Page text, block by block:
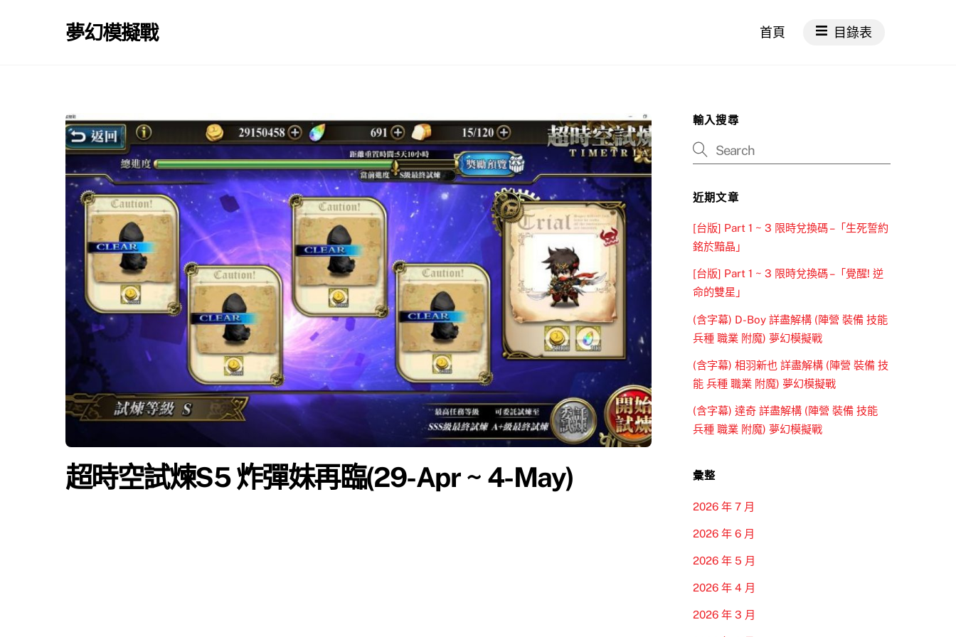
夢幻模擬戰 首頁 目錄表
超時空試煉S5 炸彈妹再臨(29-Apr ~ 4-May)
輸入搜尋
近期文章
[台版] Part 1 ~ 3 限時兌換碼 –「生死誓約
銘於黯晶」
[台版] Part 1 ~ 3 限時兌換碼 –「覺醒! 逆
命的雙星」
(含字幕) D-Boy 詳盡解構 (陣營 裝備 技能
兵種 職業 附魔) 夢幻模擬戰
(含字幕) 相羽新也 詳盡解構 (陣營 裝備 技
能 兵種 職業 附魔) 夢幻模擬戰
(含字幕) 達奇 詳盡解構 (陣營 裝備 技能
兵種 職業 附魔) 夢幻模擬戰
彙整
2026 年 7 月
2026 年 6 月
2026 年 5 月
2026 年 4 月
2026 年 3 月